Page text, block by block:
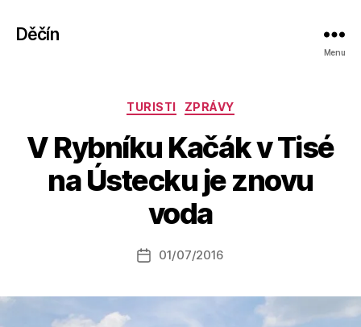
Děčín
Menu
Rubriky
TURISTI ZPRÁVY
V Rybníku Kačák v Tisé
na Ústecku je znovu
voda
Autor
příspěvku
A
u
a
Datum
01/07/2016